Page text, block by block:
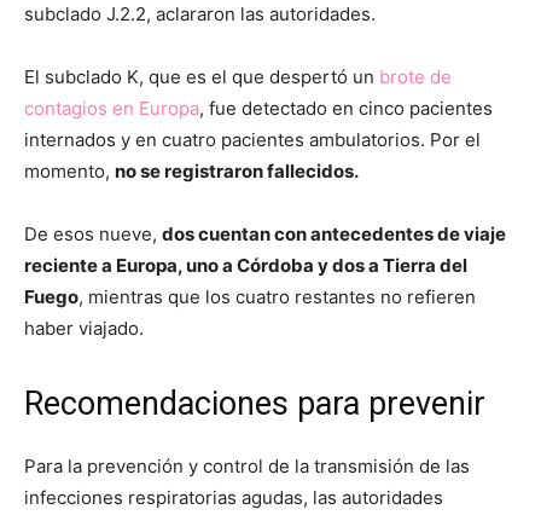
subclado J.2.2, aclararon las autoridades.
El subclado K, que es el que despertó un brote de
contagios en Europa, fue detectado en cinco pacientes
internados y en cuatro pacientes ambulatorios. Por el
momento, no se registraron fallecidos.
De esos nueve, dos cuentan con antecedentes de viaje
reciente a Europa, uno a Córdoba y dos a Tierra del
Fuego, mientras que los cuatro restantes no refieren
haber viajado.
Recomendaciones para prevenir
Para la prevención y control de la transmisión de las
infecciones respiratorias agudas, las autoridades